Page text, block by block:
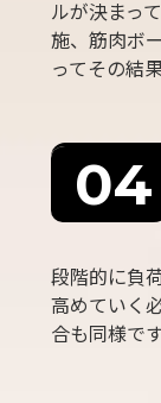
ルが決まっ
施、筋肉ボ
ってその結
段階的に負
高めていく
合も同様です